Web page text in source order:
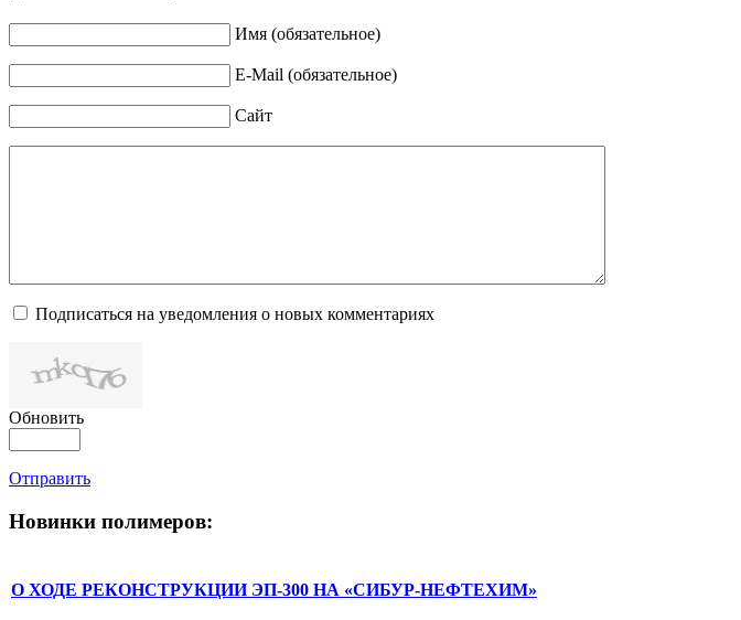
Имя (обязательное)
E-Mail (обязательное)
Сайт
Подписаться на уведомления о новых комментариях
Обновить
Отправить
Новинки полимеров:
О ХОДЕ РЕКОНСТРУКЦИИ ЭП-300 НА «СИБУР-НЕФТЕХИМ»